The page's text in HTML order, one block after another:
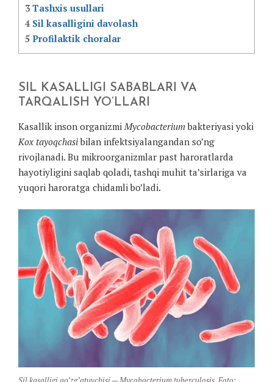
3Tashxis usullari
4 Sil kasalligini davolash
5 Profilaktik choralar
SIL KASALLIGI SABABLARI VA
TARQALISH YO’LLARI
Kasallik inson organizmiMycobacteriumbakteriyasi yoki
Kox tayoqchasibilan infektsiyalangandan so’ng
rivojlanadi. Bu mikroorganizmlar past haroratlarda
hayotiyligini saqlab qoladi, tashqi muhit ta’sirlariga va
yuqori haroratga chidamli bo’ladi.